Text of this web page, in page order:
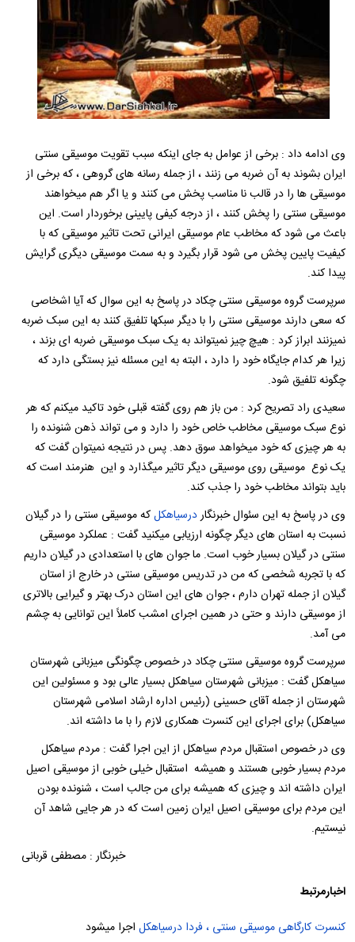
وی ادامه داد : برخی از عوامل به جای اینکه سبب تقویت موسیقی سنتی
ایران بشوند به آن ضربه می زنند ، از جمله رسانه های گروهی ، که برخی از
موسیقی ها را در قالب نا مناسب پخش می کنند و یا اگر هم میخواهند
موسیقی سنتی را پخش کنند ، از درجه کیفی پایینی برخوردار است. این
باعث می شود که مخاطب عام موسیقی ایرانی تحت تاثیر موسیقی که با
کیفیت پایین پخش می شود قرار بگیرد و به سمت موسیقی دیگری گرایش
پیدا کند.
سرپرست گروه موسیقی سنتی چکاد در پاسخ به این سوال که آیا اشخاصی
که سعی دارند موسیقی سنتی را با دیگر سبکها تلفیق کنند به این سبک ضربه
نمیزنند ابراز کرد : هیچ چیز نمیتواند به یک سبک موسیقی ضربه ای بزند ،
زیرا هر کدام جایگاه خود را دارد ، البته به این مسئله نیز بستگی دارد که
چگونه تلفیق شود.
سعیدی راد تصریح کرد : من باز هم روی گفته قبلی خود تاکید میکنم که هر
نوع سبک موسیقی مخاطب خاص خود را دارد و می تواند ذهن شنونده را
به هر چیزی که خود میخواهد سوق دهد. پس در نتیجه نمیتوان گفت که
یک نوع موسیقی روی موسیقی دیگر تاثیر میگذارد و این هنرمند است که
باید بتواند مخاطب خود را جذب کند.
وی در پاسخ به این سئوال خبرنگاردرسیاهکلکه موسیقی سنتی را در گیلان
نسبت به استان های دیگر چگونه ارزیابی میکنید گفت : عملکرد موسیقی
سنتی در گیلان بسیار خوب است. ما جوان های با استعدادی در گیلان داریم
که با تجربه شخصی که من در تدریس موسیقی سنتی در خارج از استان
گیلان از جمله تهران دارم ، جوان های این استان درک بهتر و گیرایی بالاتری
از موسیقی دارند و حتی در همین اجرای امشب کاملاً این توانایی به چشم
می آمد.
سرپرست گروه موسیقی سنتی چکاد در خصوص چگونگی میزبانی شهرستان
سیاهکل گفت : میزبانی شهرستان سیاهکل بسیار عالی بود و مسئولین این
شهرستان از جمله آقای حسینی (رئیس اداره ارشاد اسلامی شهرستان
سیاهکل) برای اجرای این کنسرت همکاری لازم را با ما داشته اند.
وی در خصوص استقبال مردم سیاهکل از این اجرا گفت : مردم سیاهکل
مردم بسیار خوبی هستند و همیشه استقبال خیلی خوبی از موسیقی اصیل
ایران داشته اند و چیزی که همیشه برای من جالب است ، شنونده بودن
این مردم برای موسیقی اصیل ایران زمین است که در هر جایی شاهد آن
نیستیم.
خبرنگار : مصطفی قربانی
اخبارمرتبط
کنسرت کارگاهی موسیقی سنتی ، فردا درسیاهکل اجرا میشود